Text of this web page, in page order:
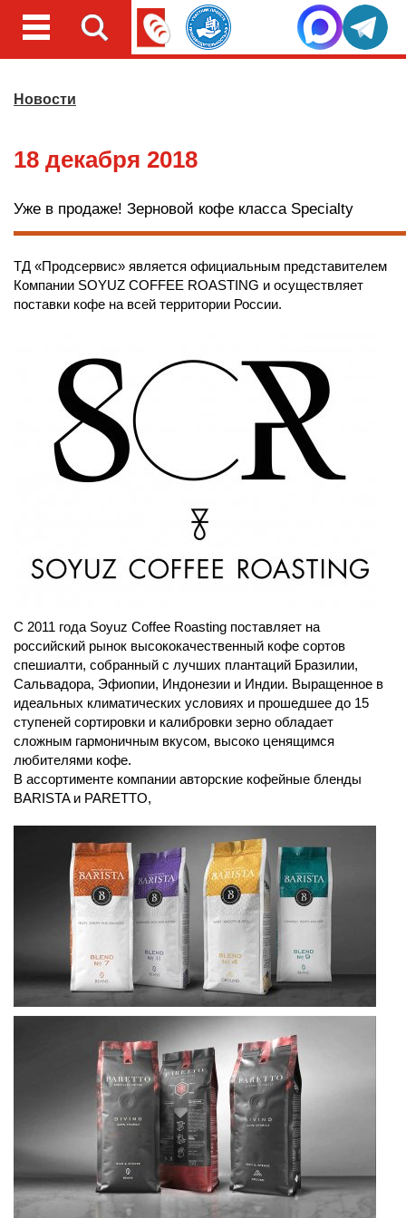
Новости
18 декабря 2018
Уже в продаже! Зерновой кофе класса Specialty
ТД «Продсервис» является официальным представителем
Компании SOYUZ COFFEE ROASTING и осуществляет
поставки кофе на всей территории России.
C 2011 года Soyuz Coffee Roasting поставляет на
российский рынок высококачественный кофе сортов
спешиалти, собранный с лучших плантаций Бразилии,
Сальвадора, Эфиопии, Индонезии и Индии. Выращенное в
идеальных климатических условиях и прошедшее до 15
ступеней сортировки и калибровки зерно обладает
сложным гармоничным вкусом, высоко ценящимся
любителями кофе.
В ассортименте компании авторские кофейные бленды
BARISTA и PARETTO,